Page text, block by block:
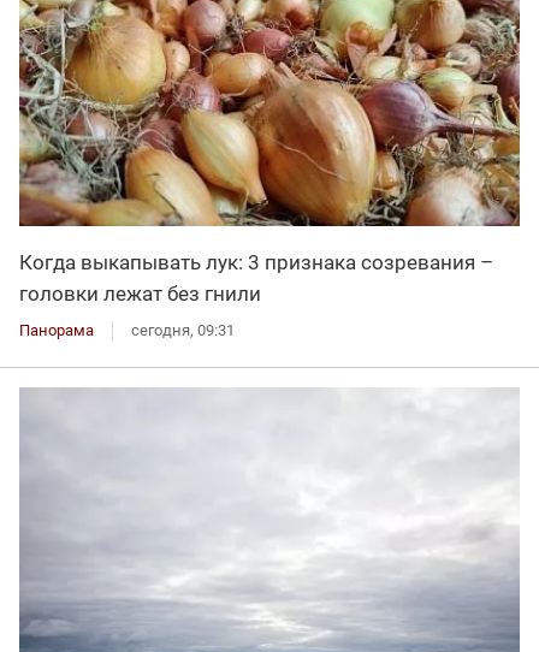
Когда выкапывать лук: 3 признака созревания –
головки лежат без гнили
Панорама сегодня, 09:31